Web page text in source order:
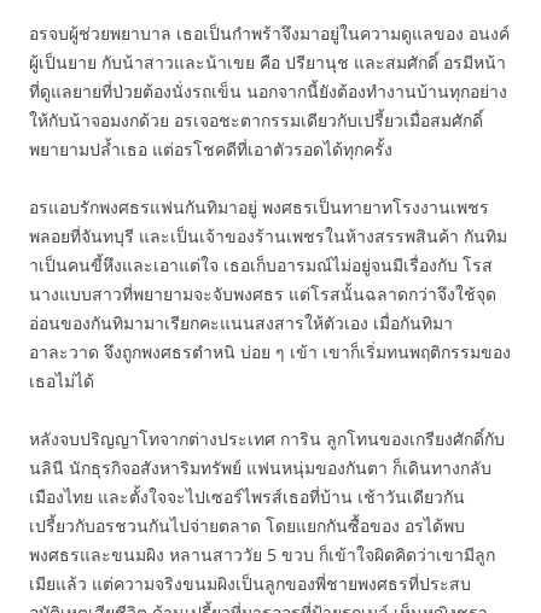
อรจบผู้ช่วยพยาบาล เธอเป็นกำพร้าจึงมาอยู่ในความดูแลของ อนงค์
ผู้เป็นยาย กับน้าสาวและน้าเขย คือ ปรียานุช และสมศักดิ์ อรมีหน้า
ที่ดูแลยายที่ป่วยต้องนั่งรถเข็น นอกจากนี้ยังต้องทำงานบ้านทุกอย่าง
ให้กับน้าจอมงกด้วย อรเจอชะตากรรมเดียวกับเปรี้ยวเมื่อสมศักดิ์
พยายามปล้ำเธอ แต่อรโชคดีที่เอาตัวรอดได้ทุกครั้ง
อรแอบรักพงศธรแฟนกันทิมาอยู่ พงศธรเป็นทายาทโรงงานเพชร
พลอยที่จันทบุรี และเป็นเจ้าของร้านเพชรในห้างสรรพสินค้า กันทิม
าเป็นคนขี้หึงและเอาแต่ใจ เธอเก็บอารมณ์ไม่อยู่จนมีเรื่องกับ โรส
นางแบบสาวที่พยายามจะจับพงศธร แต่โรสนั้นฉลาดกว่าจึงใช้จุด
อ่อนของกันทิมามาเรียกคะแนนสงสารให้ตัวเอง เมื่อกันทิมา
อาละวาด จึงถูกพงศธรตำหนิ บ่อย ๆ เข้า เขาก็เริ่มทนพฤติกรรมของ
เธอไม่ได้
หลังจบปริญญาโทจากต่างประเทศ การิน ลูกโทนของเกรียงศักดิ์กับ
นลินี นักธุรกิจอสังหาริมทรัพย์ แฟนหนุ่มของกันตา ก็เดินทางกลับ
เมืองไทย และตั้งใจจะไปเซอร์ไพรส์เธอที่บ้าน เช้าวันเดียวกัน
เปรี้ยวกับอรชวนกันไปจ่ายตลาด โดยแยกกันซื้อของ อรได้พบ
พงศธรและขนมผิง หลานสาววัย 5 ขวบ ก็เข้าใจผิดคิดว่าเขามีลูก
เมียแล้ว แต่ความจริงขนมผิงเป็นลูกของพี่ชายพงศธรที่ประสบ